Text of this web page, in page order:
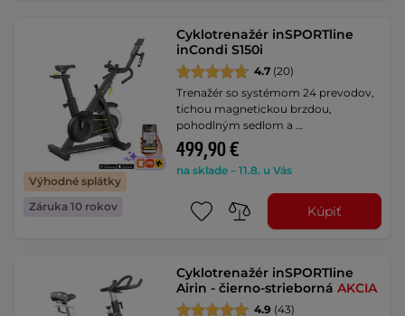
Výhodné splátky
Záruka 10 rokov
Cyklotrenažér inSPORTline
inCondi S150i
4.7 (20)
Trenažér so systémom 24 prevodov,
tichou magnetickou brzdou,
pohodlným sedlom a …
499,90 €
na sklade – 11.8. u Vás
Kúpiť
Cyklotrenažér inSPORTline
Airin - čierno-striebornáAKCIA
4.9 (43)